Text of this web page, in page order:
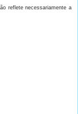
reflete necessariamente a